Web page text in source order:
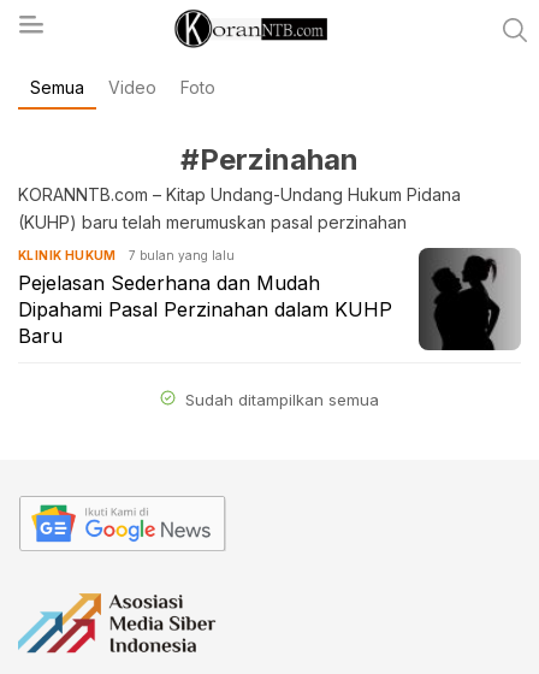
koranntb.com
Semua Video Foto
#Perzinahan
KORANNTB.com – Kitap Undang-Undang Hukum Pidana
(KUHP) baru telah merumuskan pasal perzinahan
KLINIK HUKUM 7 bulan yang lalu
Pejelasan Sederhana dan Mudah
Dipahami Pasal Perzinahan dalam KUHP
Baru
Sudah ditampilkan semua